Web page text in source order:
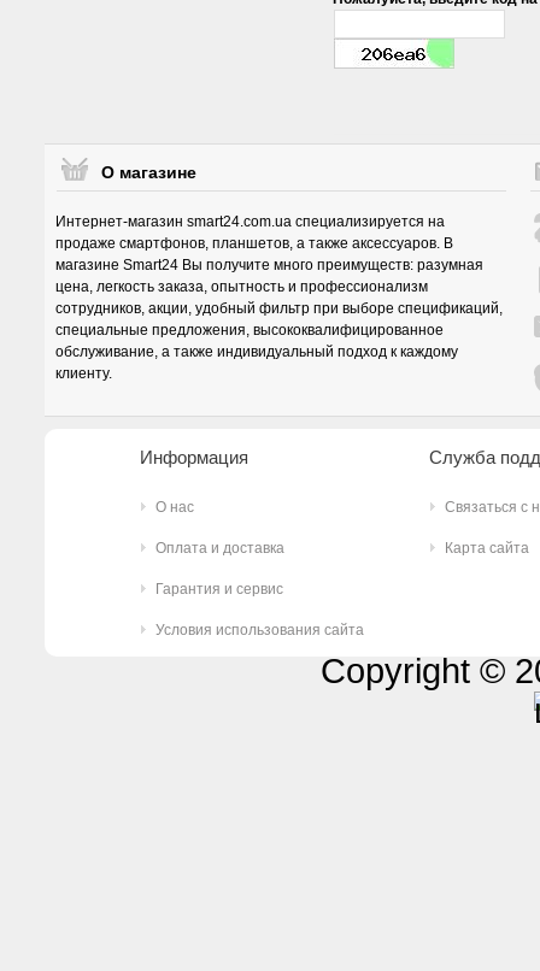
О магазине
Интернет-магазин smart24.com.ua специализируется на
продаже смартфонов, планшетов, а также аксессуаров. В
магазине Smart24 Вы получите много преимуществ: разумная
цена, легкость заказа, опытность и профессионализм
сотрудников, акции, удобный фильтр при выборе спецификаций,
специальные предложения, высококвалифицированное
обслуживание, а также индивидуальный подход к каждому
клиенту.
Информация
О нас
Оплата и доставка
Гарантия и сервис
Условия использования сайта
Служба
Связаться с
Карта сайта
Copyright ©